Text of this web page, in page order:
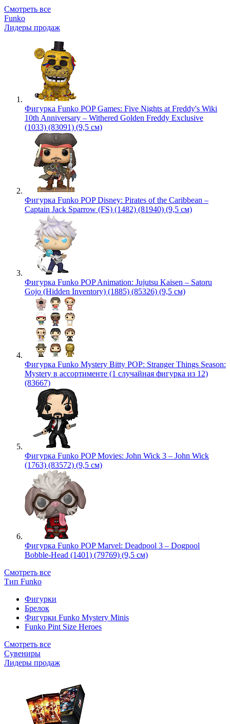
Смотреть все
Funko
Лидеры продаж
Фигурка Funko POP Games: Five Nights at Freddy's Wiki
10th Anniversary – Withered Golden Freddy Exclusive
(1033) (83091) (9,5 см)
Фигурка Funko POP Disney: Pirates of the Caribbean –
Captain Jack Sparrow (FS) (1482) (81940) (9,5 см)
Фигурка Funko POP Animation: Jujutsu Kaisen – Satoru
Gojo (Hidden Inventory) (1885) (85326) (9,5 см)
Фигурка Funko Mystery Bitty POP: Stranger Things Season:
Mystery в ассортименте (1 случайная фигурка из 12)
(83667)
Фигурка Funko POP Movies: John Wick 3 – John Wick
(1763) (83572) (9,5 см)
Фигурка Funko POP Marvel: Deadpool 3 – Dogpool
Bobble-Head (1401) (79769) (9,5 см)
Смотреть все
Тип Funko
Фигурки
Брелок
Фигурки Funko Mystery Minis
Funko Pint Size Heroes
Смотреть все
Сувениры
Лидеры продаж